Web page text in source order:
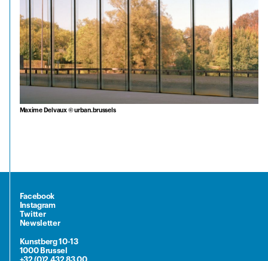
Maxime Delvaux © urban.brussels
Facebook
Instagram
Twitter
Newsletter
Kunstberg 10-13
1000 Brussel